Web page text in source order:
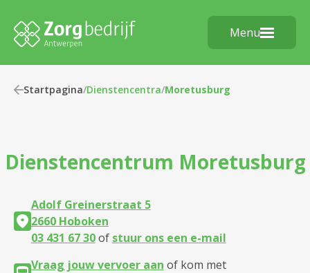
Menu
Startpagina/Dienstencentra/Moretusburg
Dienstencentrum Moretusburg
Adolf Greinerstraat 5
2660 Hoboken
03 431 67 30of stuur ons een e-mail
Vraag jouw vervoer aan of kom met